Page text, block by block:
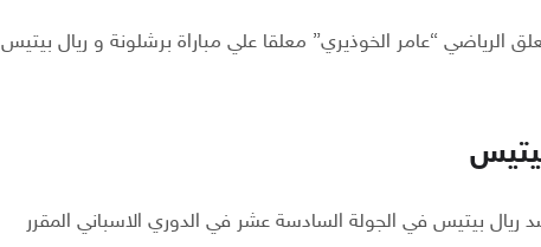
“عامر الخوذيري” معلقا علي مباراة برشلونة و ريال بيتيس
بيتيس في الجولة السادسة عشر في الدوري الاسباني المقرر